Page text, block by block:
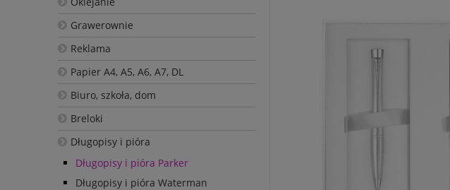
Grawerownie
Reklama
Papier A4, A5, A6, A7, DL
Biuro, szkoła, dom
Breloki
Długopisy i pióra
Długopisy i pióra Parker
Długopisy i pióra Waterman